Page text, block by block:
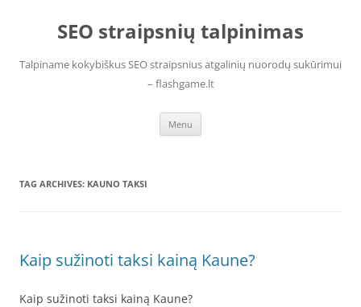
contentSEO straipsnių talpinimas
Talpiname kokybiškus SEO straipsnius atgalinių nuorodų sukūrimui
– flashgame.lt
Menu
TAG ARCHIVES: KAUNO TAKSI
Kaip sužinoti taksi kainą Kaune?
Kaip sužinoti taksi kainą Kaune?